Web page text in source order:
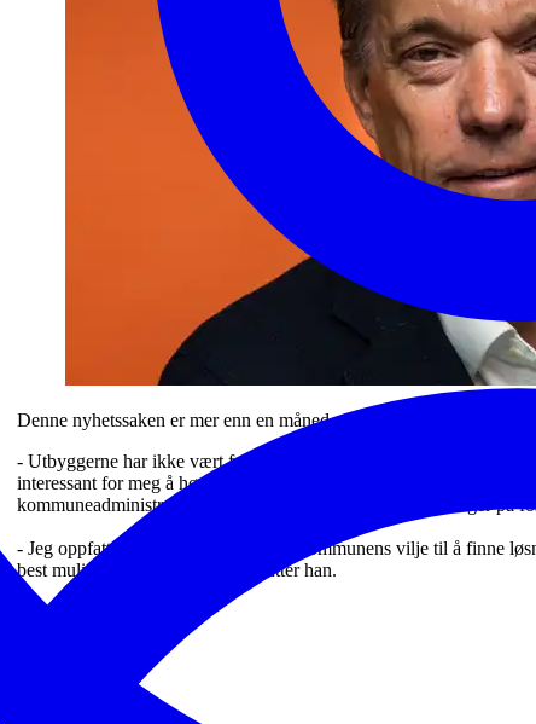
Denne nyhetssaken er mer enn en måned gammel. Innholdet kan
- Utbyggerne har ikke vært fornøyde med framdriften i utviklingen
interessant for meg å høre hva de hadde å komme med. De
kommuneadministrasjon kan gi mer konkrete tilbakemeldinger på
- Jeg oppfattet også at utbyggerne så kommunens vilje til å finne
best mulig for alle fremover, avslutter han.